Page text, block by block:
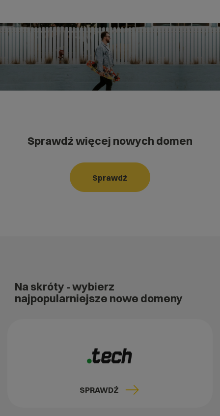
Sprawdź więcej nowych domen
Sprawdź
Na skróty - wybierz
najpopularniejsze nowe domeny
SPRAWDŹ